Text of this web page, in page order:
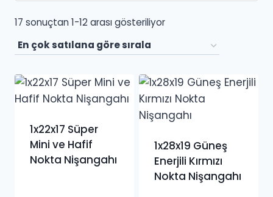
17 sonuçtan 1-12 arası gösteriliyorPopülerliğe
sıralandı
1x22x17 Süper
Mini ve Hafif
Nokta Nişangahı
1x28x19 Güneş
Enerjili Kırmızı
Nokta Nişangahı